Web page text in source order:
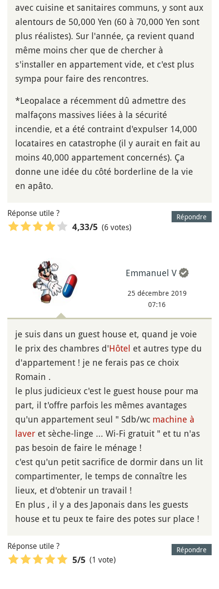
avec cuisine et sanitaires communs, y sont aux
alentours de 50,000 Yen (60 à 70,000 Yen sont
plus réalistes). Sur l'année, ça revient quand
même moins cher que de chercher à
s'installer en appartement vide, et c'est plus
sympa pour faire des rencontres.
*Leopalace a récemment dû admettre des
malfaçons massives liées à la sécurité
incendie, et a été contraint d'expulser 14,000
locataires en catastrophe (il y aurait en fait au
moins 40,000 appartement concernés). Ça
donne une idée du côté borderline de la vie
en apâto.
Répondre
Réponse utile ?
4,33/5 (6 votes)
Emmanuel V
25 décembre 2019
07:16
je suis dans un guest house et, quand je voie
le prix des chambres d'Hôtel et autres type du
d'appartement ! je ne ferais pas ce choix
Romain .
le plus judicieux c'est le guest house pour ma
part, il t'offre parfois les mêmes avantages
qu'un appartement seul " Sdb/wc machine à
laver et sèche-linge ... Wi-Fi gratuit " et tu n'as
pas besoin de faire le ménage !
c'est qu'un petit sacrifice de dormir dans un lit
compartimenter, le temps de connaître les
lieux, et d'obtenir un travail !
En plus , il y a des Japonais dans les guests
house et tu peux te faire des potes sur place !
Répondre
Réponse utile ?
5/5 (1 vote)